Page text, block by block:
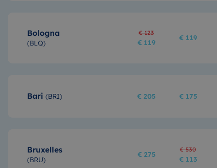
Bologna
(BLQ)
€ 123
€ 119
€ 119
Bari (BRI) € 205 € 175
Bruxelles
(BRU)
€ 275
€ 530
€ 113